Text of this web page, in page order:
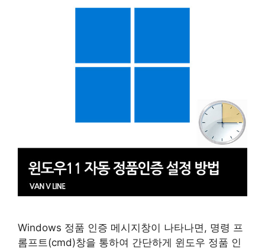
Windows 정품 인증 메시지창이 나타나면, 명령 프
롬프트(cmd)창을 통하여 간단하게 윈도우 정품 인